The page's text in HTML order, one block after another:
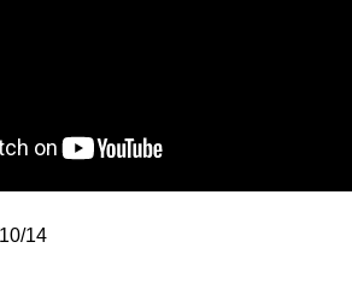
14